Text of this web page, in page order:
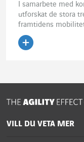
I samarbete med
utforskat de stora
framtidens
VILL DU VETA MER